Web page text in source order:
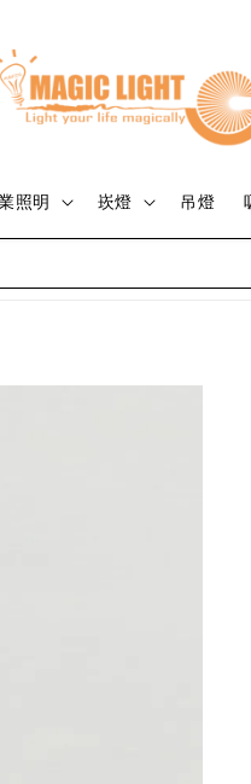
照明 崁燈 吊燈